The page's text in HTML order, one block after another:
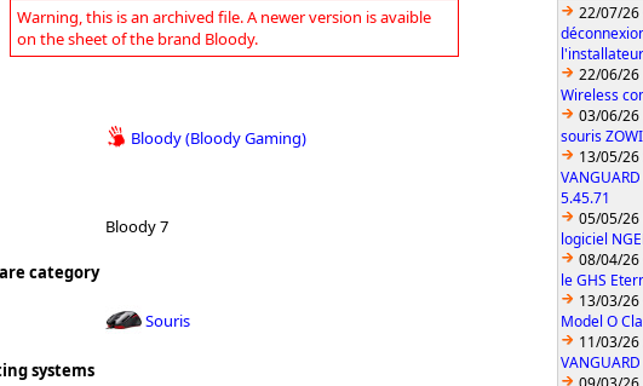
Warning, this is an archived file. A newer version is avaible
on the sheet of the brand Bloody.
Bloody (Bloody Gaming)
Bloody 7
category
Souris
systems
22/07/26
22/06/26
Wireless
03/06/26
souris
13/05/26
5.45.71
05/05/26
logiciel
08/04/26
le GHS
13/03/26
Model O
11/03/26